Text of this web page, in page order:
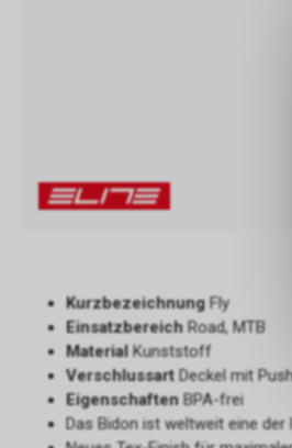
Kurzbezeichnung Fly
Einsatzbereich Road, MTB
Material Kunststoff
Verschlussart Deckel mit
Eigenschaften BPA-frei
Das Bidon ist weltweit eine